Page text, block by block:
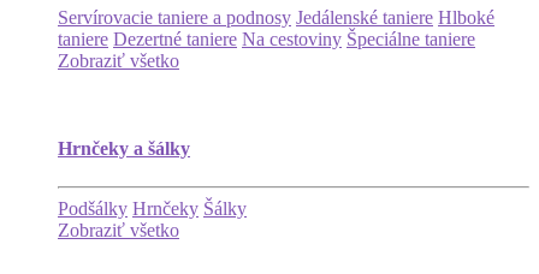
Servírovacie taniere a podnosy Jedálenské taniere Hlboké
taniere Dezertné taniere Na cestoviny Špeciálne taniere
Zobraziť všetko
Hrnčeky a šálky
Podšálky Hrnčeky Šálky
Zobraziť všetko